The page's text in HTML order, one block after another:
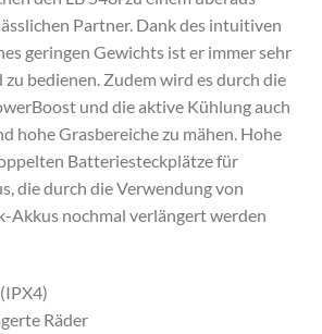
Partner. Dank des intuitiven
geringen Gewichts ist er immer sehr
bedienen. Zudem wird es durch die
und die aktive Kühlung auch
hohe Grasbereiche zu mähen. Hohe
Batteriesteckplätze für
die durch die Verwendung von
Akkus nochmal verlängert werden
Räder